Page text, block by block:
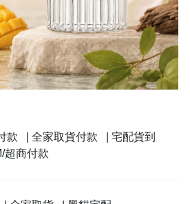
款 | 全家取貨付款
| 宅配貨到
超商付款